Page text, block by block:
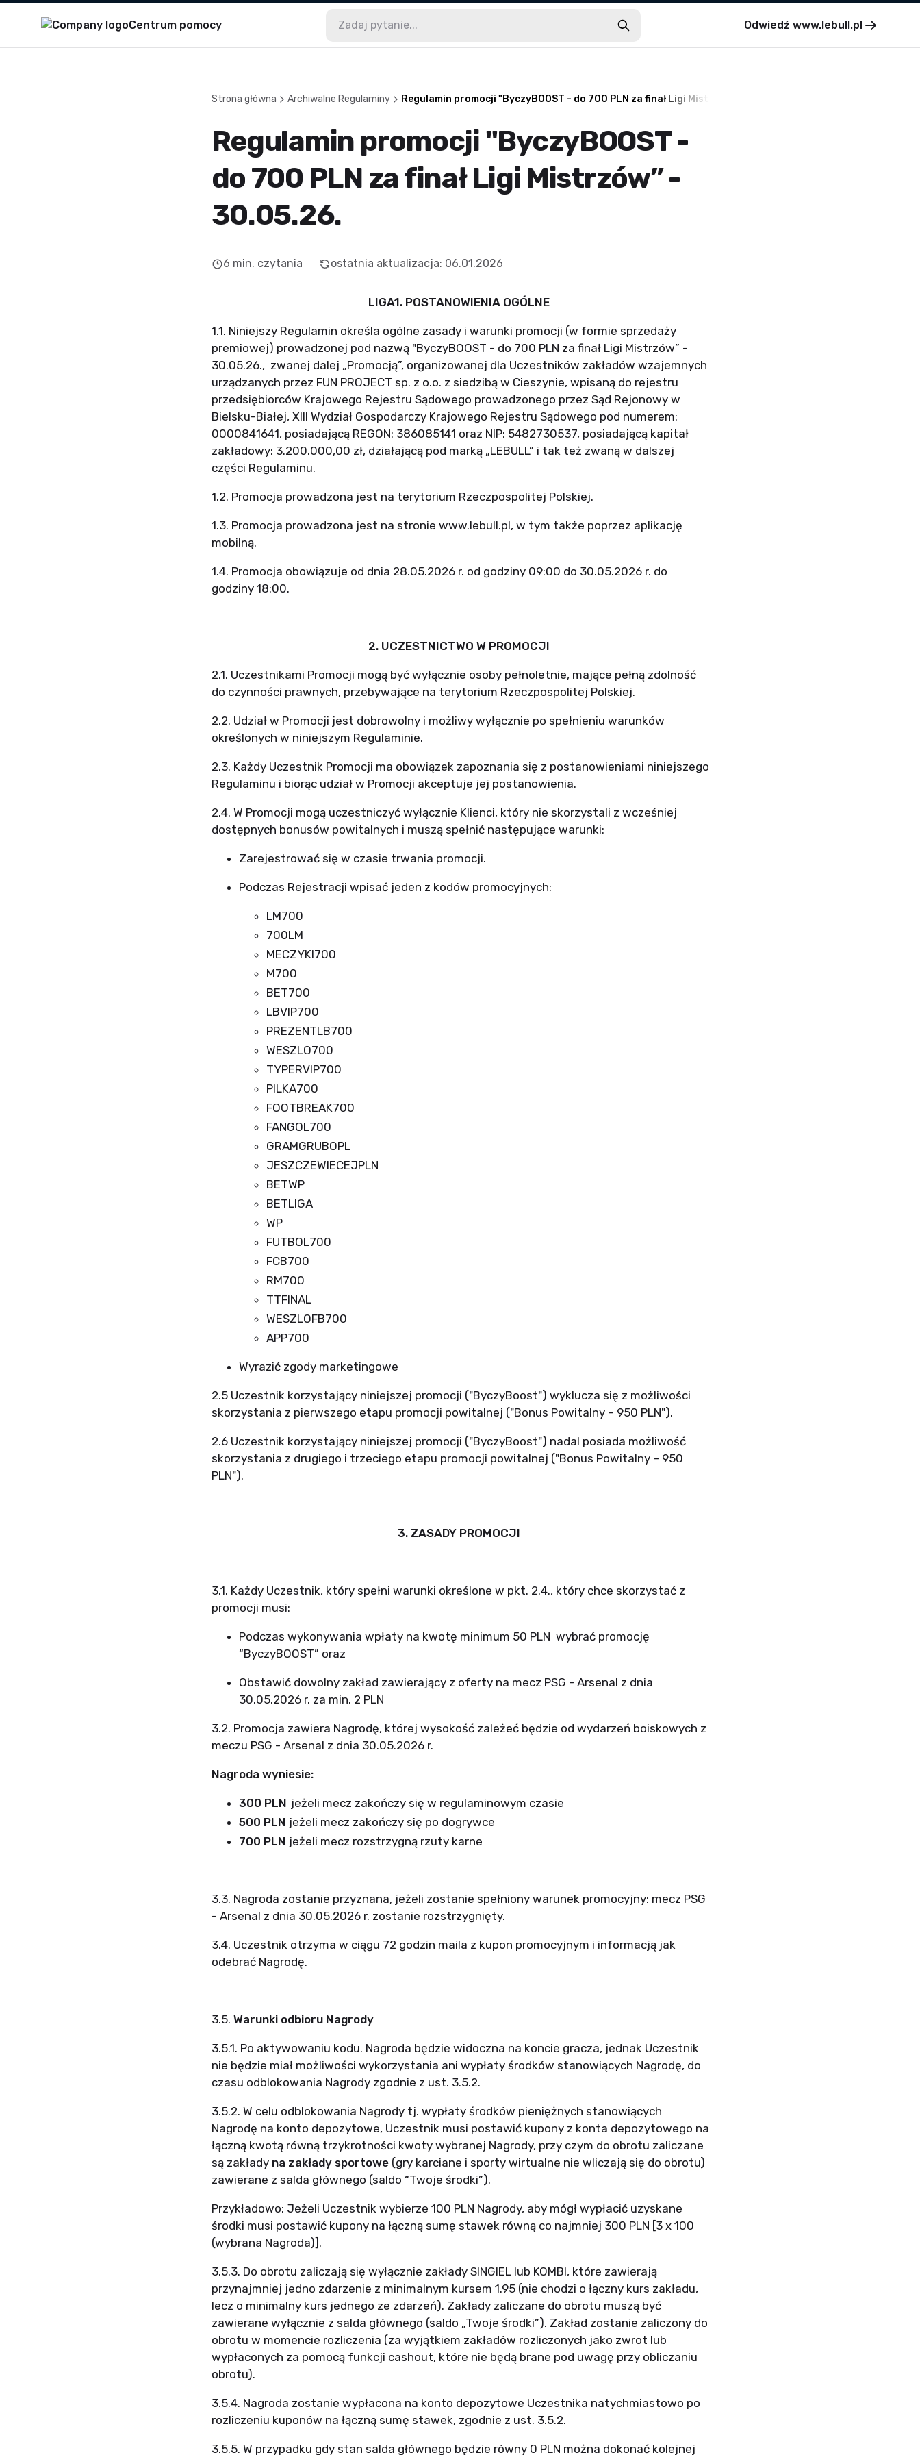
Centrum pomocy Odwiedź www.lebull.pl
Strona główna Archiwalne Regulaminy Regulamin promocji "ByczyBOOST - do 700 PLN za finał Ligi Mistrzów” - 30.05.26.
Regulamin promocji "ByczyBOOST -
do 700 PLN za finał Ligi Mistrzów” -
30.05.26.
6 min. czytania ostatnia aktualizacja: 06.01.2026
LIGA1. POSTANOWIENIA OGÓLNE
1.1. Niniejszy Regulamin określa ogólne zasady i warunki promocji (w formie sprzedaży
premiowej) prowadzonej pod nazwą "ByczyBOOST - do 700 PLN za finał Ligi Mistrzów” -
30.05.26., zwanej dalej „Promocją”, organizowanej dla Uczestników zakładów wzajemnych
urządzanych przez FUN PROJECT sp. z o.o. z siedzibą w Cieszynie, wpisaną do rejestru
przedsiębiorców Krajowego Rejestru Sądowego prowadzonego przez Sąd Rejonowy w
Bielsku-Białej, XIII Wydział Gospodarczy Krajowego Rejestru Sądowego pod numerem:
0000841641, posiadającą REGON: 386085141 oraz NIP: 5482730537, posiadającą kapitał
zakładowy: 3.200.000,00 zł, działającą pod marką „LEBULL” i tak też zwaną w dalszej
części Regulaminu.
1.2. Promocja prowadzona jest na terytorium Rzeczpospolitej Polskiej.
1.3. Promocja prowadzona jest na stronie www.lebull.pl, w tym także poprzez aplikację
mobilną.
1.4. Promocja obowiązuje od dnia 28.05.2026 r. od godziny 09:00 do 30.05.2026 r. do
godziny 18:00.
2. UCZESTNICTWO W PROMOCJI
2.1. Uczestnikami Promocji mogą być wyłącznie osoby pełnoletnie, mające pełną zdolność
do czynności prawnych, przebywające na terytorium Rzeczpospolitej Polskiej.
2.2. Udział w Promocji jest dobrowolny i możliwy wyłącznie po spełnieniu warunków
określonych w niniejszym Regulaminie.
2.3. Każdy Uczestnik Promocji ma obowiązek zapoznania się z postanowieniami niniejszego
Regulaminu i biorąc udział w Promocji akceptuje jej postanowienia.
2.4. W Promocji mogą uczestniczyć wyłącznie Klienci, który nie skorzystali z wcześniej
dostępnych bonusów powitalnych i muszą spełnić następujące warunki:
Zarejestrować się w czasie trwania promocji.
Podczas Rejestracji wpisać jeden z kodów promocyjnych:
LM700
700LM
MECZYKI700
M700
BET700
LBVIP700
PREZENTLB700
WESZLO700
TYPERVIP700
PILKA700
FOOTBREAK700
FANGOL700
GRAMGRUBOPL
JESZCZEWIECEJPLN
BETWP
BETLIGA
WP
FUTBOL700
FCB700
RM700
TTFINAL
WESZLOFB700
APP700
Wyrazić zgody marketingowe
2.5 Uczestnik korzystający niniejszej promocji ("ByczyBoost") wyklucza się z możliwości
skorzystania z pierwszego etapu promocji powitalnej ("Bonus Powitalny – 950 PLN").
2.6 Uczestnik korzystający niniejszej promocji ("ByczyBoost") nadal posiada możliwość
skorzystania z drugiego i trzeciego etapu promocji powitalnej ("Bonus Powitalny – 950
PLN").
3. ZASADY PROMOCJI
3.1. Każdy Uczestnik, który spełni warunki określone w pkt. 2.4., który chce skorzystać z
promocji musi:
Podczas wykonywania wpłaty na kwotę minimum 50 PLN wybraćpromocję
“ByczyBOOST” oraz
Obstawić dowolny zakład zawierający z oferty na mecz PSG - Arsenal z dnia
30.05.2026 r. za min. 2 PLN
3.2. Promocja zawiera Nagrodę, której wysokość zależeć będzie od wydarzeń boiskowych z
meczu PSG - Arsenal z dnia 30.05.2026 r.
Nagroda wyniesie:
300 PLN jeżeli mecz zakończy się w regulaminowym czasie
500 PLN jeżeli mecz zakończy się po dogrywce
700 PLN jeżeli mecz rozstrzygną rzuty karne
3.3. Nagroda zostanie przyznana, jeżeli zostanie spełniony warunek promocyjny: mecz PSG
- Arsenal z dnia 30.05.2026 r. zostanie rozstrzygnięty.
3.4. Uczestnik otrzyma w ciągu 72 godzin maila z kupon promocyjnym i informacją jak
odebrać Nagrodę.
3.5. Warunki odbioru Nagrody
3.5.1. Po aktywowaniu kodu. Nagroda będzie widoczna na koncie gracza, jednak Uczestnik
nie będzie miał możliwości wykorzystania ani wypłaty środków stanowiących Nagrodę, do
czasu odblokowania Nagrody zgodnie z ust. 3.5.2.
3.5.2. W celu odblokowania Nagrody tj. wypłaty środków pieniężnych stanowiących
Nagrodę na konto depozytowe, Uczestnik musi postawić kupony z konta depozytowego na
łączną kwotą równą trzykrotności kwoty wybranej Nagrody, przy czym do obrotu zaliczane
są zakłady na zakłady sportowe (gry karciane i sporty wirtualne nie wliczają się do obrotu)
zawierane z salda głównego (saldo “Twoje środki”).
Przykładowo: Jeżeli Uczestnik wybierze 100 PLN Nagrody, aby mógł wypłacić uzyskane
środki musi postawić kupony na łączną sumę stawek równą co najmniej 300 PLN [3 x 100
(wybrana Nagroda)].
3.5.3. Do obrotu zaliczają się wyłącznie zakłady SINGIEL lub KOMBI, które zawierają
przynajmniej jedno zdarzenie z minimalnym kursem 1.95 (nie chodzi o łączny kurs zakładu,
lecz o minimalny kurs jednego ze zdarzeń). Zakłady zaliczane do obrotu muszą być
zawierane wyłącznie z salda głównego (saldo „Twoje środki”). Zakład zostanie zaliczony do
obrotu w momencie rozliczenia (za wyjątkiem zakładów rozliczonych jako zwrot lub
wypłaconych za pomocą funkcji cashout, które nie będą brane pod uwagę przy obliczaniu
obrotu).
3.5.4. Nagroda zostanie wypłacona na konto depozytowe Uczestnika natychmiastowo po
rozliczeniu kuponów na łączną sumę stawek, zgodnie z ust. 3.5.2.
3.5.5. W przypadku gdy stan salda głównego będzie równy 0 PLN można dokonać kolejnej